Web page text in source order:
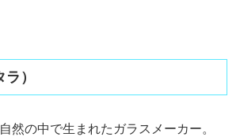
）
然の中で生まれたガラスメーカー。